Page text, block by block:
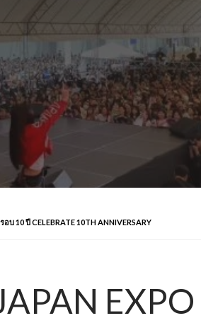
10 ปี CELEBRATE 10TH ANNIVERSARY
EXPO